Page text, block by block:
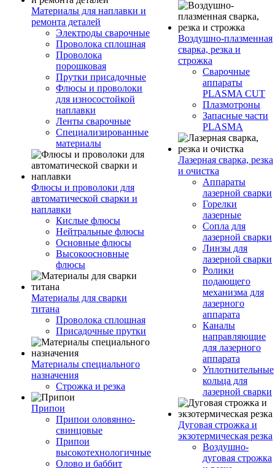
Материалы для наплавки и
ремонта деталей
Электроды сварочные
Проволока сплошная
Проволока
порошковая
Прутки присадочные
Флюсы и проволоки
для износостойкой
наплавки
Ленты сварочные
Специализированные
материалы
Флюсы и проволоки для
автоматической сварки и
наплавки
Кислые флюсы
Нейтральные флюсы
Основные флюсы
Высокоосновные
флюсы
Материалы для сварки
титана
Проволока сплошная
Присадочные прутки
Материалы специального
назначения
Строжка и резка
Припои
Припои оловянно-
свинцовые
Припои
высокотехнологичные
Олово и баббит
Воздушно-плазменная
сварка, резка и
строжка
Сварочные
аппараты
PLASMA CUT
Плазмотроны
Запасные части
PLASMA
Лазерная сварка, резка
и очистка
Аппараты
лазерной сварки
Горелки
лазерные
Сопла для
лазерной сварки
Линзы для
лазерной сварки
Ролики
подающего
механизма для
лазерного
аппарата
Каналы
направляющие
для лазерного
аппарата
Уплотнительные
кольца для
лазерной сварки
Дуговая строжка и
экзотермическая резка
Воздушно-
дуговая строжка